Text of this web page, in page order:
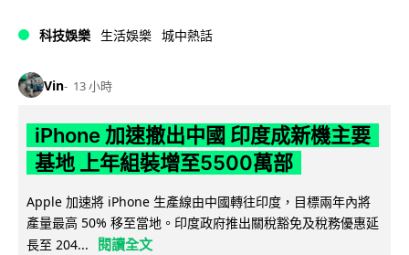
科技娛樂 生活娛樂 城中熱話
Vin 13 小時
iPhone 加速撤出中國 印度成新機主要
基地 上年組裝增至5500萬部
Apple 加速將 iPhone 生產線由中國轉往印度，目標兩年內將
產量最高 50% 移至當地。印度政府推出關稅豁免及稅務優惠延
長至 204...
閱讀全文